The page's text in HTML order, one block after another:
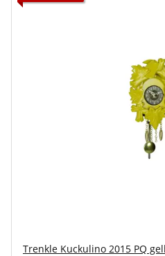
Trenkle Kuckulino 2015 PQ